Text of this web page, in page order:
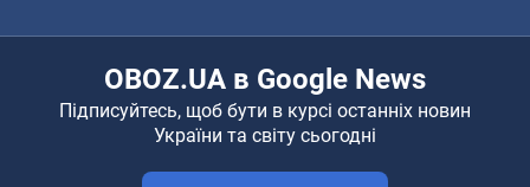
OBOZ.UA в Google News
Підписуйтесь, щоб бути в курсі останніх новин
України та світу сьогодні